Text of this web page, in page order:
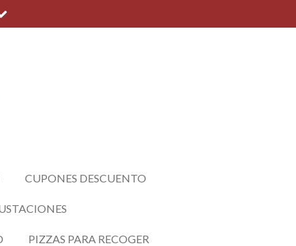
CUPONES DESCUENTO
PIZZAS PARA RECOGER